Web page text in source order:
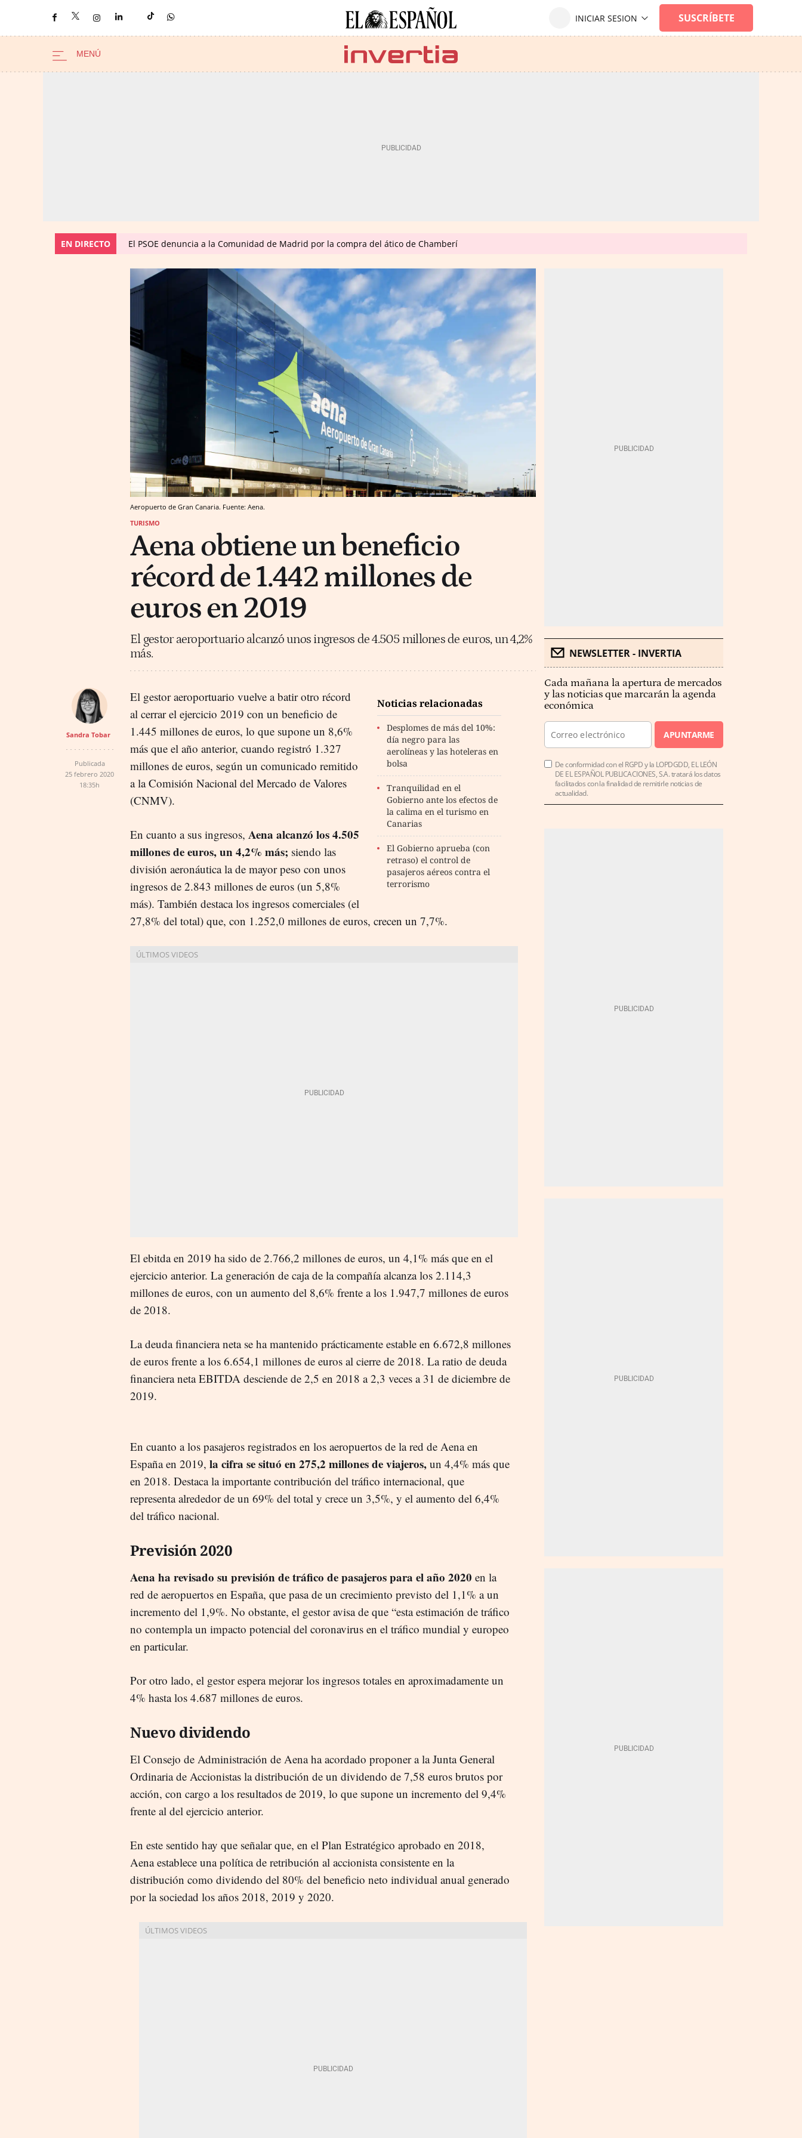
EN DIRECTO El PSOE denuncia a la Comunidad de Madrid por la compra del ático de Chamberí
Aeropuerto de Gran Canaria. Fuente: Aena.
TURISMO
Aena obtiene un beneficio
récord de 1.442 millones de
euros en 2019
El gestor aeroportuario alcanzó unos ingresos de 4.505 millones de euros, un 4,2%
más.
Sandra Tobar
Publicada
25 febrero 2020
18:35h
Noticias relacionadas
Desplomes de más del 10%:
día negro para las
aerolíneas y las hoteleras en
bolsa
Tranquilidad en el
Gobierno ante los efectos de
la calima en el turismo en
Canarias
El Gobierno aprueba (con
retraso) el control de
pasajeros aéreos contra el
terrorismo
El gestor aeroportuario vuelve a batir otro récord
al cerrar el ejercicio 2019 con un beneficio de
1.445 millones de euros, lo que supone un 8,6%
más que el año anterior, cuando registró 1.327
millones de euros, según un comunicado remitido
a la Comisión Nacional del Mercado de Valores
(CNMV).
En cuanto a sus ingresos, Aena alcanzó los 4.505
millones de euros, un 4,2% más; siendo las
división aeronáutica la de mayor peso con unos
ingresos de 2.843 millones de euros (un 5,8%
más). También destacalos ingresos comerciales (el
27,8% del total) que, con 1.252,0 millones de euros, crecen un 7,7%.
El ebitdaen 2019 ha sido de 2.766,2 millones de euros, un 4,1% más que en el
ejercicio anterior. La generación de caja de la compañía alcanza los 2.114,3
millones de euros, con un aumento del 8,6% frente a los 1.947,7 millones de euros
de 2018.
La deuda financiera neta se ha mantenido prácticamente estable en 6.672,8 millones
de euros frente a los 6.654,1 millones de euros al cierre de 2018. La ratio de deuda
financiera neta EBITDA desciende de 2,5 en 2018 a 2,3 veces a 31 de diciembre de
2019.
En cuanto a los pasajeros registrados en los aeropuertos de la red de Aena en
España en 2019, la cifra se situó en 275,2 millones de viajeros, un 4,4% más que
en 2018. Destaca la importante contribución del tráfico internacional, que
representa alrededor de un 69% del total y crece un 3,5%, y el aumento del 6,4%
del tráfico nacional.
Previsión 2020
Aena ha revisado su previsión de tráfico de pasajeros para el año 2020 en la
red de aeropuertos en España, que pasa de un crecimiento previsto del 1,1% a un
incremento del 1,9%. No obstante, el gestor avisa de que “esta estimación de tráfico
no contempla un impacto potencial del coronavirus en el tráfico mundial y europeo
en particular.
Por otro lado, el gestorespera mejorar los ingresos totales en aproximadamente un
4% hasta los 4.687 millones de euros.
Nuevo dividendo
El Consejo de Administración de Aena ha acordado proponer a la Junta General
Ordinaria de Accionistas la distribución de un dividendo de 7,58 euros brutos por
acción, con cargo a los resultados de 2019, lo que supone un incremento del 9,4%
frente al del ejercicio anterior.
En este sentido hay que señalar que, en el Plan Estratégico aprobado en 2018,
Aena establece una política de retribución al accionista consistente en la
distribución como dividendo del 80% del beneficio neto individual anual generado
por la sociedad los años 2018, 2019 y 2020.
NEWSLETTER - INVERTIA
Cada mañana la apertura de mercados
y las noticias que marcarán la agenda
económica
APUNTARME
De conformidad con el RGPD y la LOPDGDD, EL LEÓN
DE EL ESPAÑOL PUBLICACIONES, S.A. tratará los datos
facilitados con la finalidad de remitirle noticias de
actualidad.